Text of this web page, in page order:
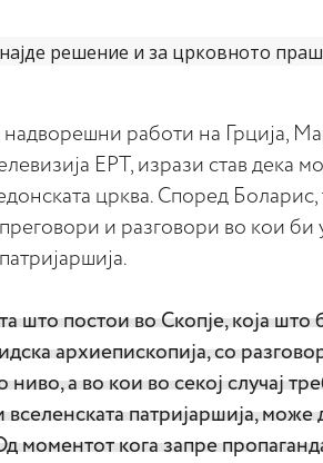
работи на Грција,
ЕРТ, изрази став дека
црква. Според Боларис,
и разговори во кои би
што постои во Скопје, која што
архиепископија, со
а во кои во секој случај
вселенската патријаршија, може
моментот кога запре